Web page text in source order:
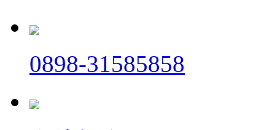
0898-31585858